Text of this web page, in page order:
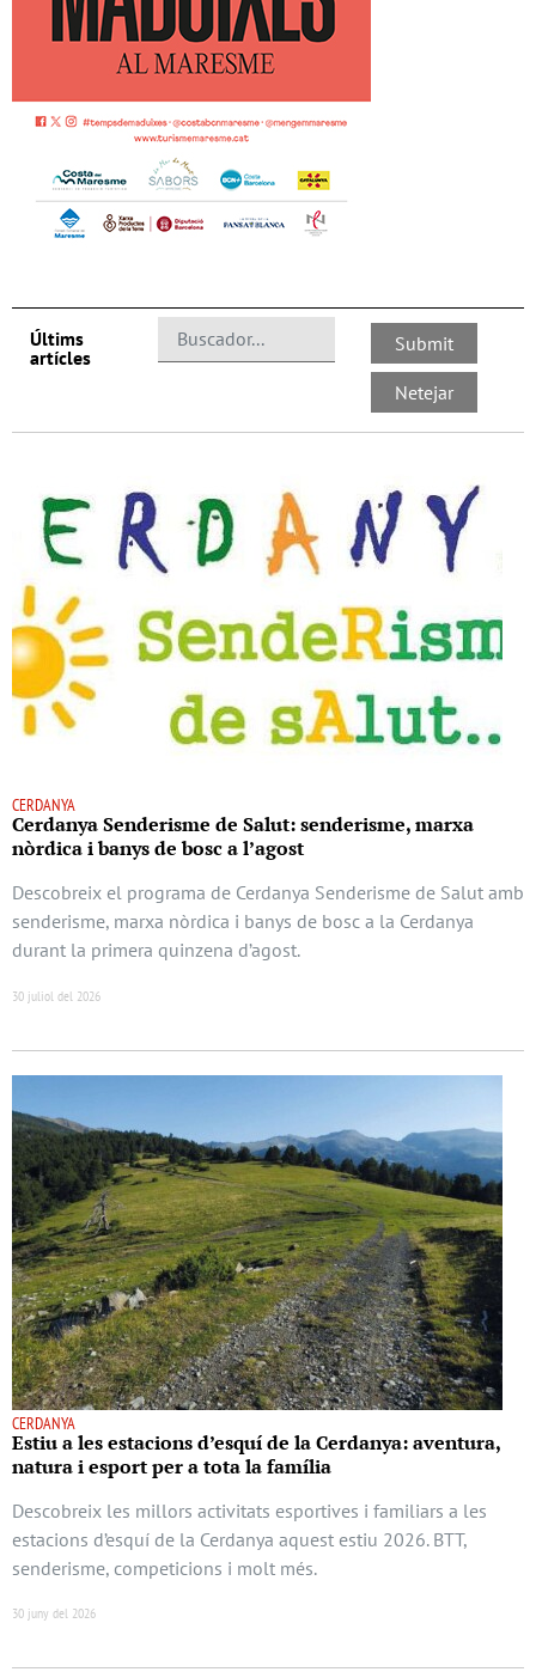
Últims
artícles
CERDANYA
Cerdanya Senderisme de Salut: senderisme, marxa
nòrdica i banys de bosc a l’agost
Descobreix el programa de Cerdanya Senderisme de Salut amb
senderisme, marxa nòrdica i banys de bosc a la Cerdanya
durant la primera quinzena d’agost.
30 juliol del 2026
CERDANYA
Estiu a les estacions d’esquí de la Cerdanya: aventura,
natura i esport per a tota la família
Descobreix les millors activitats esportives i familiars a les
estacions d’esquí de la Cerdanya aquest estiu 2026. BTT,
senderisme, competicions i molt més.
30 juny del 2026